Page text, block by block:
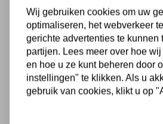
buitenspiegels en de stoel.
verlichting en radiozenders.
De Vinfast VF 6 zal een
subcompacte cross-over
technische specificaties
benoemen, maar duidelijk
wagen een steentje
Wij gebruiken cookies om uw
optimaliseren, het webverkeer
gerichte advertenties te kunnen
partijen. Lees meer over hoe
en hoe u ze kunt beheren door
instellingen" te klikken. Als u
gebruik van cookies, klikt u op